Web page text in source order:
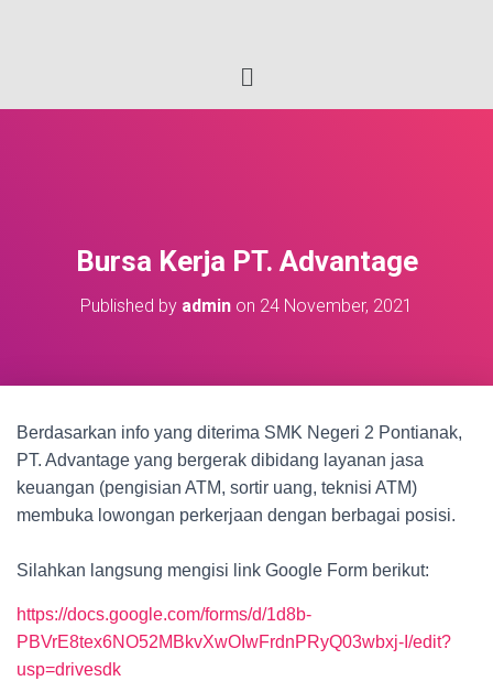
Bursa Kerja PT. Advantage
Published by admin on 24 November, 2021
Berdasarkan info yang diterima SMK Negeri 2 Pontianak,
PT. Advantage yang bergerak dibidang layanan jasa
keuangan (pengisian ATM, sortir uang, teknisi ATM)
membuka lowongan perkerjaan dengan berbagai posisi.
Silahkan langsung mengisi link Google Form berikut:
https://docs.google.com/forms/d/1d8b-
PBVrE8tex6NO52MBkvXwOIwFrdnPRyQ03wbxj-I/edit?
usp=drivesdk